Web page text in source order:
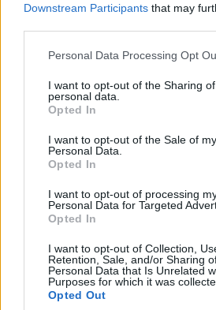
Downstream Participants that may
Please note that this website/app
not limited to your visit or usage
grant or deny consent to Google and
use your data for below specified
consent section.
Personal Data Processing Opt
I want to opt-out of the Sharing
personal data.
Opted In
I want to opt-out of the Sale of my
Personal Data.
Opted In
I want to opt-out of processing
Personal Data for Targeted
Opted In
I want to opt-out of Collection,
Retention, Sale, and/or Sharing
Personal Data that Is Unrelated
Purposes for which it was
Opted Out
Nagyon fiatal szerző és nem
szerepel a kortárs magyar dráma
évad harmadik kortárs magyar
SZÍNPAD
Shakespeare által
33 kortárs magyar szerző értelmezte
Shakespeare műveit
nem elsősorban a cselekményre,
alapgondolatára, egy-egy emberi
koncentráltak, így adva a 2020-as
esszenciáját.